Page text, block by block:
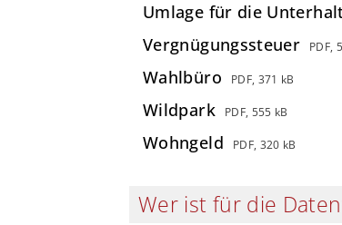
Umlage für die
Vergnügungssteuer PDF,
Wahlbüro PDF, 371 kB
Wildpark PDF, 555 kB
Wohngeld PDF, 320 kB
Wer ist für die